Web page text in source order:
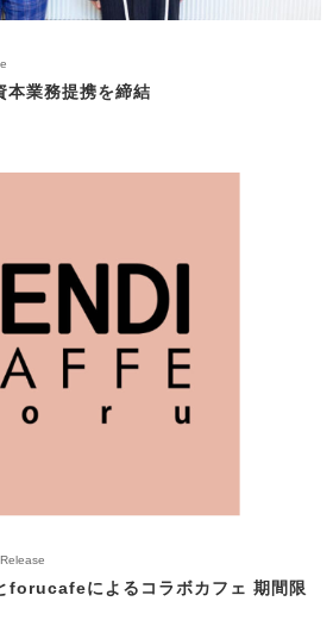
本業務提携を締結
によるコラボカフェ 期間限